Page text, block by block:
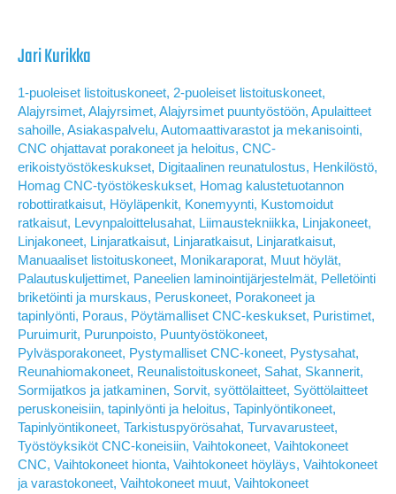
Jari Kurikka
1-puoleiset listoituskoneet, 2-puoleiset listoituskoneet,
Alajyrsimet, Alajyrsimet, Alajyrsimet puuntyöstöön, Apulaitteet
sahoille, Asiakaspalvelu, Automaattivarastot ja mekanisointi,
CNC ohjattavat porakoneet ja heloitus, CNC-
erikoistyöstökeskukset, Digitaalinen reunatulostus, Henkilöstö,
Homag CNC-työstökeskukset, Homag kalustetuotannon
robottiratkaisut, Höyläpenkit, Konemyynti, Kustomoidut
ratkaisut, Levynpaloittelusahat, Liimaustekniikka, Linjakoneet,
Linjakoneet, Linjaratkaisut, Linjaratkaisut, Linjaratkaisut,
Manuaaliset listoituskoneet, Monikaraporat, Muut höylät,
Palautuskuljettimet, Paneelien laminointijärjestelmät, Pelletöinti
briketöinti ja murskaus, Peruskoneet, Porakoneet ja
tapinlyönti, Poraus, Pöytämalliset CNC-keskukset, Puristimet,
Puruimurit, Purunpoisto, Puuntyöstökoneet,
Pylväsporakoneet, Pystymalliset CNC-koneet, Pystysahat,
Reunahiomakoneet, Reunalistoituskoneet, Sahat, Skannerit,
Sormijatkos ja jatkaminen, Sorvit, syöttölaitteet, Syöttölaitteet
peruskoneisiin, tapinlyönti ja heloitus, Tapinlyöntikoneet,
Tapinlyöntikoneet, Tarkistuspyörösahat, Turvavarusteet,
Työstöyksiköt CNC-koneisiin, Vaihtokoneet, Vaihtokoneet
CNC, Vaihtokoneet hionta, Vaihtokoneet höyläys, Vaihtokoneet
ja varastokoneet, Vaihtokoneet muut, Vaihtokoneet